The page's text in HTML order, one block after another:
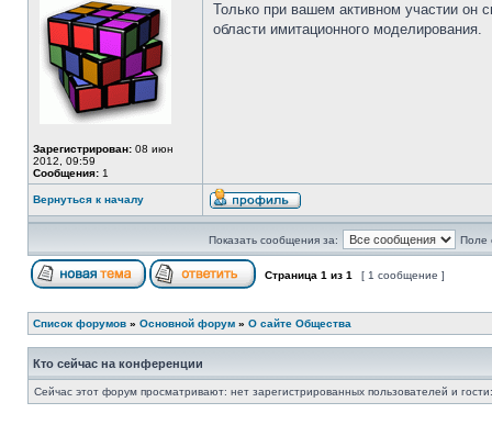
Зарегистрирован: 08 июн
2012, 09:59
Сообщения: 1
Только при вашем активном участии он
области имитационного моделирования.
Вернуться к началу
Показать сообщения за: Поле
Страница 1 из 1 [ 1 сообщение ]
Список форумов » Основной форум » О сайте Общества
Кто сейчас на конференции
Сейчас этот форум просматривают: нет зарегистрированных пользователей и